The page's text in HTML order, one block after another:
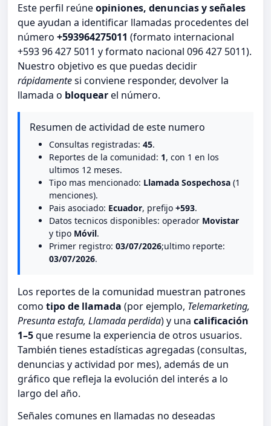
Este perfil reúneopiniones, denuncias y señales
que ayudan a identificar llamadas procedentes del
número +593964275011 (formato internacional
+593 96 427 5011 y formato nacional 096 427 5011).
Nuestro objetivo es que puedas decidir
rápidamentesi conviene responder, devolver la
llamada o bloquearel número.
Resumen de actividad de este numero
Consultas registradas: 45.
Reportes de la comunidad: 1, con 1 en los
ultimos 12 meses.
Tipo mas mencionado: Llamada Sospechosa (1
menciones).
Pais asociado: Ecuador, prefijo +593.
Datos tecnicos disponibles: operador Movistar
y tipo Móvil.
Primer registro: 03/07/2026;ultimo reporte:
03/07/2026.
Los reportes de la comunidad muestran patrones
como tipo de llamada (por ejemplo, Telemarketing,
Presunta estafa, Llamada perdida) y una calificación
1–5que resume la experiencia de otros usuarios.
También tienes estadísticas agregadas (consultas,
denuncias y actividad por mes), además de un
gráfico que refleja la evolución del interés a lo
largo del año.
Señales comunes en llamadas no deseadas